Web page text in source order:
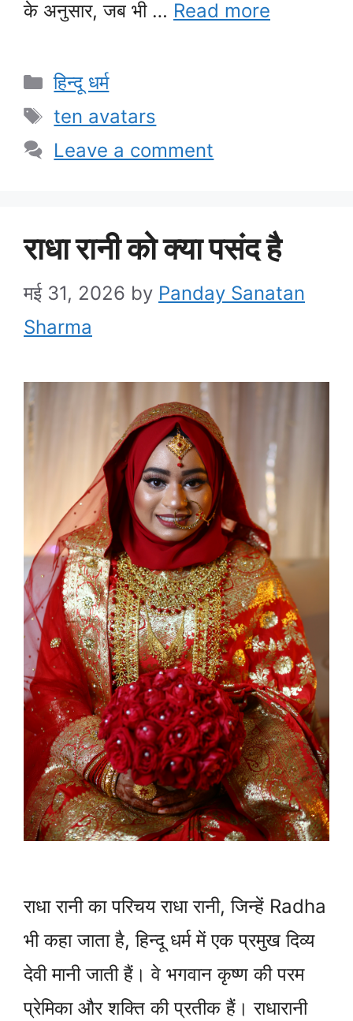
के अनुसार, जब भी … Read more
Categories
हिन्दू धर्म
Tags
ten avatars
Leave a comment
राधा रानी को क्या पसंद है
मई 31, 2026 by Panday Sanatan
Sharma
राधा रानी का परिचय राधा रानी, जिन्हें Radha
भी कहा जाता है, हिन्दू धर्म में एक प्रमुख दिव्य
देवी मानी जाती हैं। वे भगवान कृष्ण की परम
प्रेमिका और शक्ति की प्रतीक हैं। राधारानी